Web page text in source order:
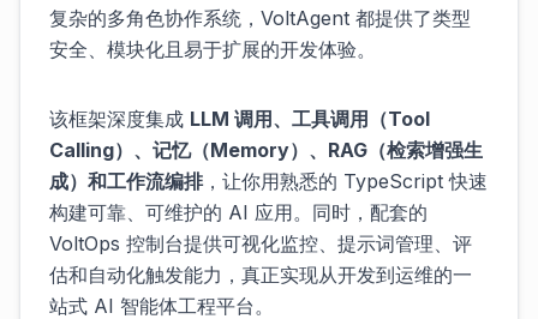
复杂的多角色协作系统，VoltAgent 都提供了类型
安全、模块化且易于扩展的开发体验。
该框架深度集成 LLM 调用、工具调用（Tool
Calling）、记忆（Memory）、RAG（检索增强生
成）和工作流编排，让你用熟悉的 TypeScript 快速
构建可靠、可维护的 AI 应用。同时，配套的
VoltOps 控制台提供可视化监控、提示词管理、评
估和自动化触发能力，真正实现从开发到运维的一
站式 AI 智能体工程平台。